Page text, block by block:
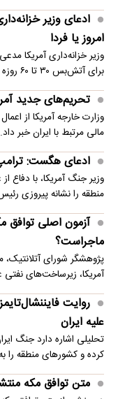
ادعای وزیر
امروز یا فردا
وزیر خزانه‌داری آمریکا
برای آتش‌بس ۳۰ تا ۶۰ روزه حاصل شود و با…
تحریم‌های جدید
وزارت خارجه آمریکا از
مالی مرتبط با ایران خبر داد.
ادعای هگست:
وزیر جنگ آمریکا، با دفاع
منطقه را نشانه پیروزی
آزمون اصلی توافق
ماجراست؟
پژوهشگر شورای
آمریکا، زیرساخت‌های
روایت
علیه ایران
تحلیلی اشاره دارد جنگ
کرده و کشورهای منطقه
متن توافق مکه